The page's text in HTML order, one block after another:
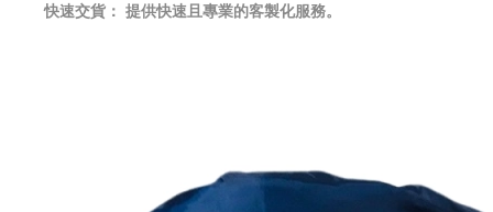
快速交貨： 提供快速且專業的客製化服務。